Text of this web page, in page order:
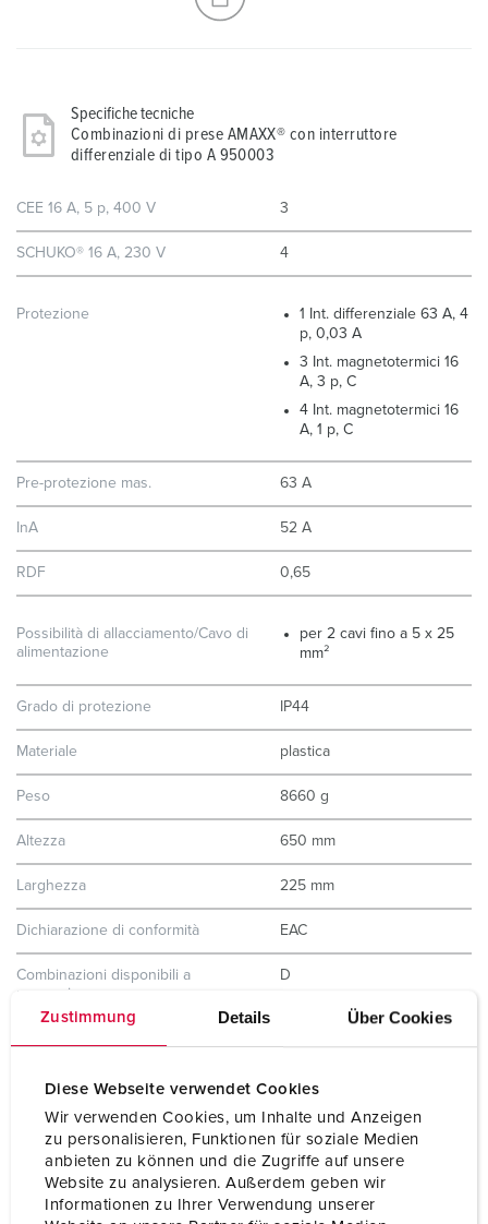
Zustimmung Details Über Cookies
Diese Webseite verwendet Cookies
Wir verwenden Cookies, um Inhalte und Anzeigen
zu personalisieren, Funktionen für soziale Medien
anbieten zu können und die Zugriffe auf unsere
Website zu analysieren. Außerdem geben wir
Informationen zu Ihrer Verwendung unserer
Specifiche tecniche
Combinazioni di prese AMAXX® con interruttore
differenziale di tipo A 950003
CEE 16 A, 5 p, 400 V 3
SCHUKO® 16 A, 230 V 4
Protezione
1 Int. differenziale 63 A, 4
p, 0,03 A
3 Int. magnetotermici 16
A, 3 p, C
4 Int. magnetotermici 16
A, 1 p, C
Pre-protezione mas. 63 A
InA 52 A
RDF 0,65
Possibilità di allacciamento/Cavo di
alimentazione
per 2 cavi fino a 5 x 25
mm²
Grado di protezione IP44
Materiale plastica
Peso 8660 g
Altezza 650 mm
Larghezza 225 mm
Dichiarazione di conformità EAC
Combinazioni disponibili a
magazzino
D